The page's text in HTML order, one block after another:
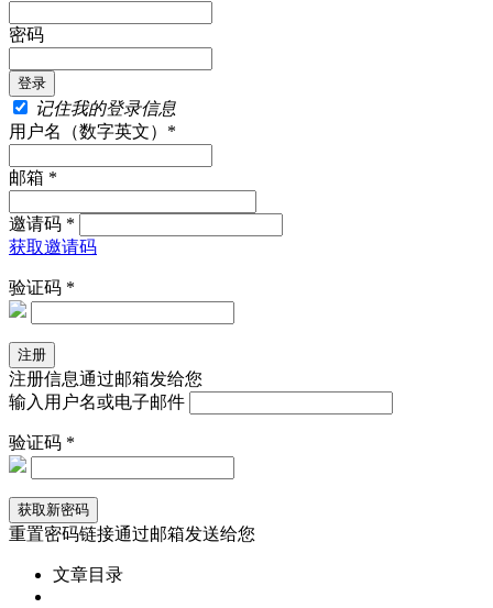
密码
记住我的登录信息
用户名（数字英文）*
邮箱 *
邀请码 *
获取邀请码
验证码 *
注册信息通过邮箱发给您
输入用户名或电子邮件
验证码 *
重置密码链接通过邮箱发送给您
文章目录